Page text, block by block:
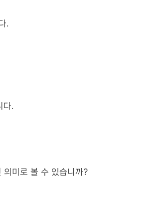
.
다.
미로 볼 수 있습니까?